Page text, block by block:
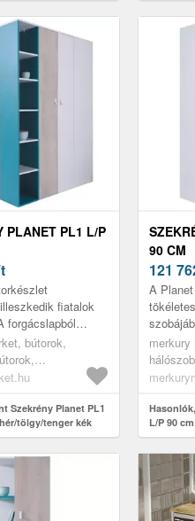
bútorok,
PLANET PL1 L/P
TENGER KÉK
fiatalok
forgácslapból
bútorelemet
és magas
bútorok,
előszoba bútorok,
bútorok,
Szekrény Planet PL1
tölgy/tenger kék
90 CM
121
A
készült
szilárd
merkury
L/P 90